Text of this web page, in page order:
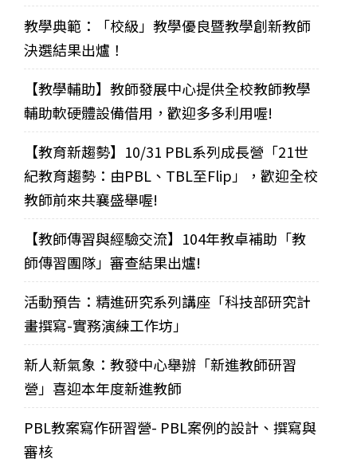
教學典範：「校級」教學優良暨教學創新教師
決選結果出爐！
【教學輔助】教師發展中心提供全校教師教學
輔助軟硬體設備借用，歡迎多多利用喔!
【教育新趨勢】10/31 PBL系列成長營「21世
紀教育趨勢：由PBL、TBL至Flip」，歡迎全校
教師前來共襄盛舉喔!
【教師傳習與經驗交流】104年教卓補助「教
師傳習團隊」審查結果出爐!
活動預告：精進研究系列講座「科技部研究計
畫撰寫-實務演練工作坊」
新人新氣象：教發中心舉辦「新進教師研習
營」喜迎本年度新進教師
PBL教案寫作研習營- PBL案例的設計、撰寫與
審核